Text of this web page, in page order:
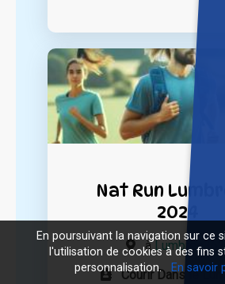
Nat Run
2024
àLumbres
Courir Dans le
En poursuivant la navigation sur ce
l'utilisation de cookies à des fins
personnalisation. En savoir